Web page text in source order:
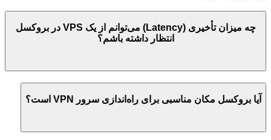
چه میزان تأخیری (Latency) می‌توانم از یک VPS در
بروکسل
انتظار داشته باشم؟
آیا بروکسل مکان مناسبی برای راه‌اندازی سرور VPN است؟